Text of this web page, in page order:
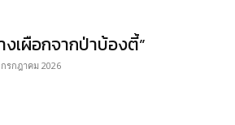
งเผือกจากป่าบ้องตี้”
รกฎาคม 2026